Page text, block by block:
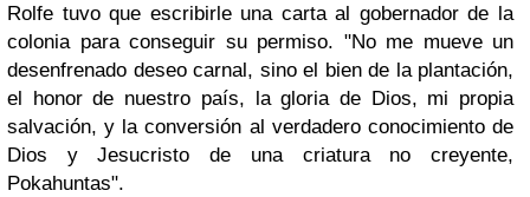
Rolfe tuvo que escribirle una carta al gobernador de la
colonia para conseguir su permiso. "No me mueve un
desenfrenado deseo carnal, sino el bien de la plantación,
el honor de nuestro país, la gloria de Dios, mi propia
salvación, y la conversión al verdadero conocimiento de
Dios y Jesucristo de una criatura no creyente,
Pokahuntas".